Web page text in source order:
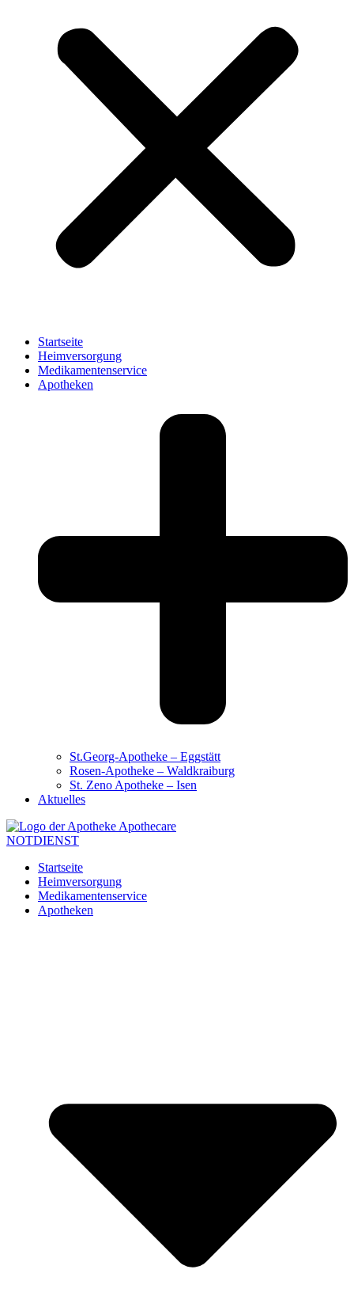
Startseite
Heimversorgung
Medikamentenservice
Apotheken
St.Georg-Apotheke – Eggstätt
Rosen-Apotheke – Waldkraiburg
St. Zeno Apotheke – Isen
Aktuelles
NOTDIENST
Startseite
Heimversorgung
Medikamentenservice
Apotheken